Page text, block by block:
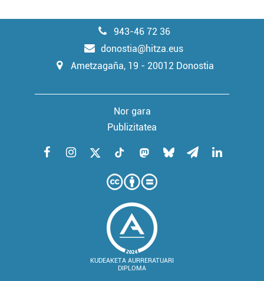
943-46 72 36
donostia@hitza.eus
Ametzagaña, 19 - 20012 Donostia
Nor gara
Publizitatea
KUDEAKETA AURRERATUARI
DIPLOMA